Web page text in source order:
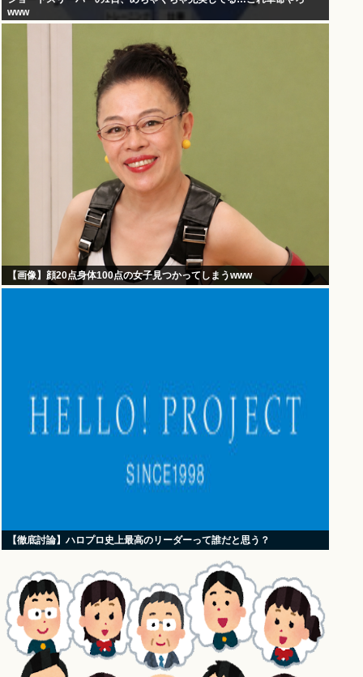
www
【画像】顔20点身体100点の女子見つかってしまうwww
【徹底討論】ハロプロ史上最高のリーダーって誰だと思う？